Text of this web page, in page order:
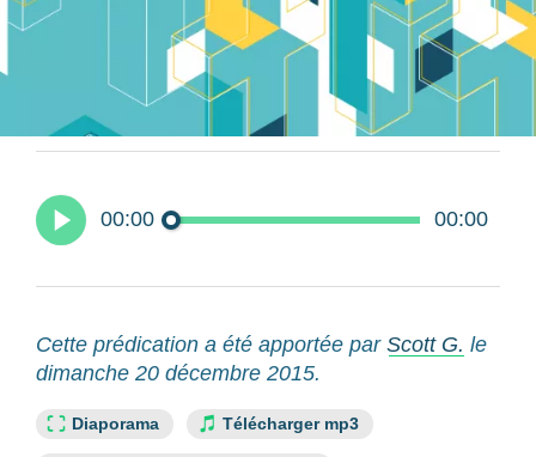
00:00 00:00
Cette prédication a été apportée par Scott G. le
dimanche 20 décembre 2015.
Lien slide :
Diaporama Télécharger mp3